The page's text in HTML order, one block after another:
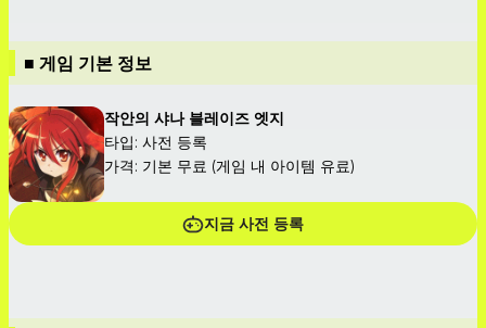
■ 게임 기본 정보
작안의 샤나 블레이즈 엣지
타입: 사전 등록
가격: 기본 무료 (게임 내 아이템 유료)
지금 사전 등록